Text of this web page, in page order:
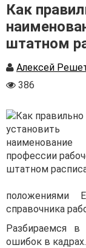
Как
штатном
Автор
Алексей
Количество
386
положениями
справочника
Разбираемся в
ошибок в кадрах.